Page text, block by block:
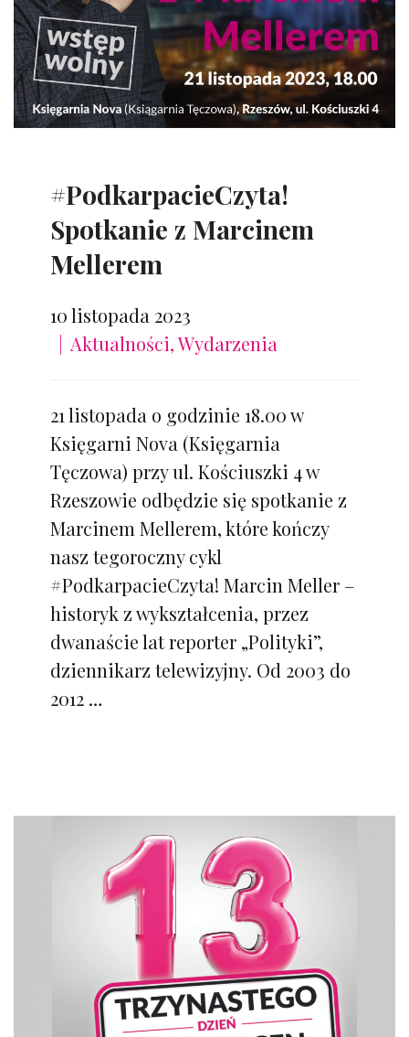
#PodkarpacieCzyta!
Spotkanie z Marcinem
Mellerem
10 listopada 2023
Aktualności,Wydarzenia
21 listopada o godzinie 18.00 w
Księgarni Nova (Księgarnia
Tęczowa) przy ul. Kościuszki 4 w
Rzeszowie odbędzie się spotkanie z
Marcinem Mellerem, które kończy
nasz tegoroczny cykl
#PodkarpacieCzyta! Marcin Meller –
historyk z wykształcenia, przez
dwanaście lat reporter „Polityki”,
dziennikarz telewizyjny. Od 2003 do
2012 …